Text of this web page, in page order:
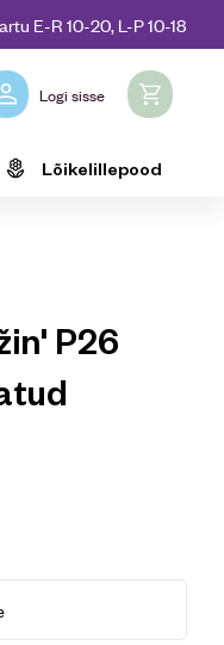
E-R 10-20, L-P 10-18
Logi sisse
Lõikelillepood
P26